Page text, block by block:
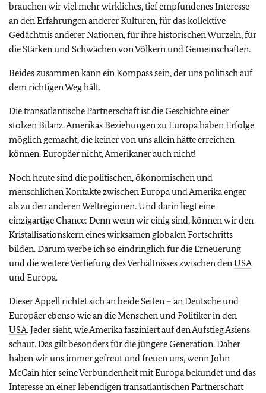
brauchen wir viel mehr wirkliches, tief empfundenes Interesse
an den Erfahrungen anderer Kulturen, für das kollektive
Gedächtnis anderer Nationen, für ihre historischen Wurzeln, für
die Stärken und Schwächen von Völkern und Gemeinschaften.
Beides zusammen kann ein Kompass sein, der uns politisch auf
dem richtigen Weg hält.
Die transatlantische Partnerschaft ist die Geschichte einer
stolzen Bilanz. Amerikas Beziehungen zu Europa haben Erfolge
möglich gemacht, die keiner von uns allein hätte erreichen
können. Europäer nicht, Amerikaner auch nicht!
Noch heute sind die politischen, ökonomischen und
menschlichen Kontakte zwischen Europa und Amerika enger
als zu den anderen Weltregionen. Und darin liegt eine
einzigartige Chance: Denn wenn wir einig sind, können wir den
Kristallisationskern eines wirksamen globalen Fortschritts
bilden. Darum werbe ich so eindringlich für die Erneuerung
und die weitere Vertiefung des Verhältnisses zwischen denUSA
und Europa.
Dieser Appell richtet sich an beide Seiten – an Deutsche und
Europäer ebenso wie an die Menschen und Politiker in den
USA. Jeder sieht, wie Amerika fasziniert auf den Aufstieg Asiens
schaut. Das gilt besonders für die jüngere Generation. Daher
haben wir uns immer gefreut und freuen uns, wenn John
McCain hier seine Verbundenheit mit Europa bekundet und das
Interesse an einer lebendigen transatlantischen Partnerschaft